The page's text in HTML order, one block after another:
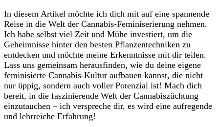
In diesem⁣ Artikel⁣ möchte ich⁣ dich⁤ mit⁤ auf ​eine ​spannende
Reise in die Welt der Cannabis-Feminiserierung⁤ nehmen.
Ich habe selbst viel Zeit ⁤und⁤ Mühe investiert, um​ die
Geheimnisse hinter den ​besten⁣ Pflanzentechniken zu‍
entdecken ⁤und‌ möchte meine Erkenntnisse mit dir teilen.
‍Lass ‌uns ‌gemeinsam herausfinden, ⁣wie du deine eigene
feminisierte⁣ Cannabis-Kultur ⁢aufbauen ⁤kannst, ⁢die⁢ nicht
nur üppig, sondern auch ‌voller ⁢Potenzial ist! Mach dich
bereit,‍ in ⁤die ⁣faszinierende ⁣Welt der Cannabiszüchtung
einzutauchen – ich‌ verspreche⁢ dir, es ⁤wird eine aufregende
⁣und lehrreiche​ Erfahrung!